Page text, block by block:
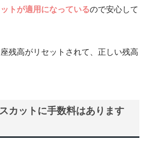
トが適用になっているので安心して
残高がリセットされて、正しい残高
カットに手数料はあります